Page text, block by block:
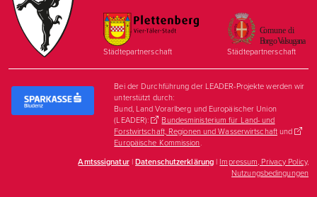
Städtepartnerschaft Städtepartnerschaft
Bei der Durchführung der LEADER-Projekte werden wir
unterstützt durch:
Bund, Land Vorarlberg und Europäischer Union
(LEADER):
Bundesministerium für Land- und
Forstwirtschaft, Regionen und Wasserwirtschaftund
Europäische Kommission.
Amtsssignatur|Datenschutzerklärung | Impressum, Privacy Policy,
Nutzungsbedingungen